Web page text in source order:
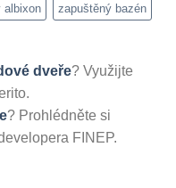
albixon zapuštěný bazén
dveře? Využijte
? Prohlédněte si
FINEP.